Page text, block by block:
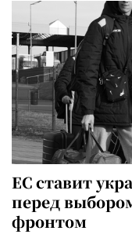
ЕС ставит
перед
фронтом